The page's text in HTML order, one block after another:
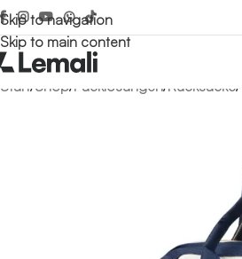
Skip to navigation
Skip to main content
Start/Shop/Packlösungen/Rucksäcke/